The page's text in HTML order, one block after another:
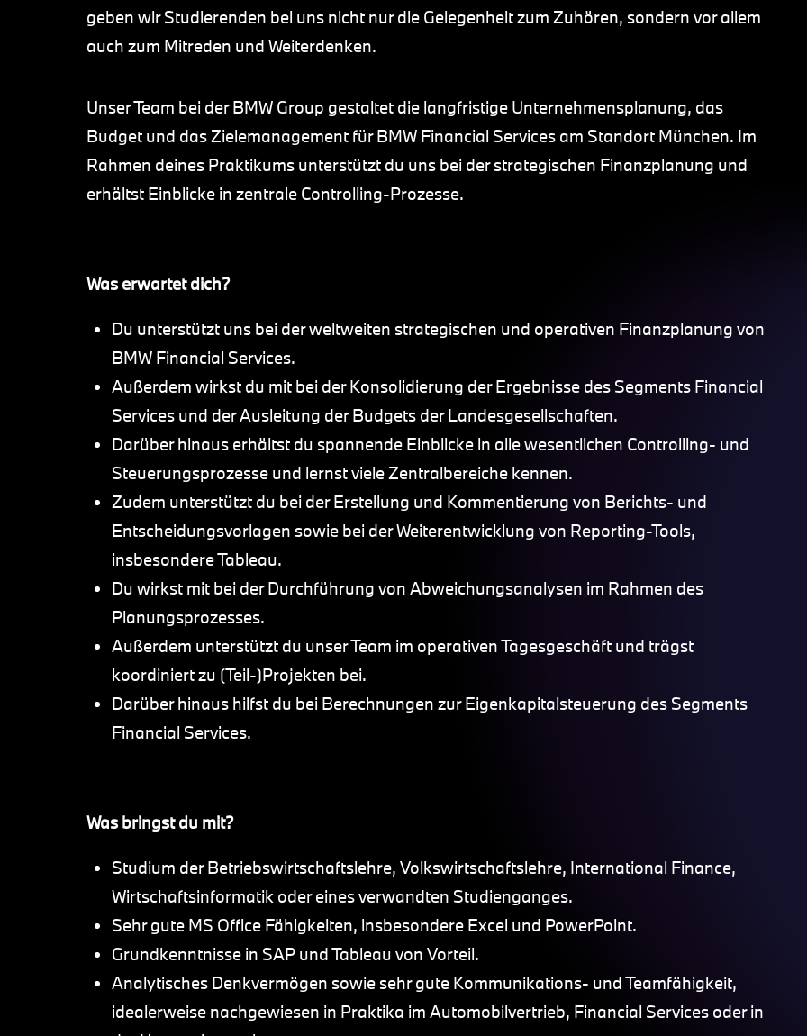
geben wir Studierenden bei uns nicht nur die Gelegenheit zum Zuhören, sondern vor allem
auch zum Mitreden und Weiterdenken.
Unser Team bei der BMW Group gestaltet die langfristige Unternehmensplanung, das
Budget und das Zielemanagement für BMW Financial Services am Standort München. Im
Rahmen deines Praktikums unterstützt du uns bei der strategischen Finanzplanung und
erhältst Einblicke in zentrale Controlling-Prozesse.
Was erwartet dich?
Du unterstützt uns bei der weltweiten strategischen und operativen Finanzplanung von
BMW Financial Services.
Außerdem wirkst du mit bei der Konsolidierung der Ergebnisse des Segments Financial
Services und der Ausleitung der Budgets der Landesgesellschaften.
Darüber hinaus erhältst du spannende Einblicke in alle wesentlichen Controlling- und
Steuerungsprozesse und lernst viele Zentralbereiche kennen.
Zudem unterstützt du bei der Erstellung und Kommentierung von Berichts- und
Entscheidungsvorlagen sowie bei der Weiterentwicklung von Reporting-Tools,
insbesondere Tableau.
Du wirkst mit bei der Durchführung von Abweichungsanalysen im Rahmen des
Planungsprozesses.
Außerdem unterstützt du unser Team im operativen Tagesgeschäft und trägst
koordiniert zu (Teil-)Projekten bei.
Darüber hinaus hilfst du bei Berechnungen zur Eigenkapitalsteuerung des Segments
Financial Services.
Was bringst du mit?
Studium der Betriebswirtschaftslehre, Volkswirtschaftslehre, International Finance,
Wirtschaftsinformatik oder eines verwandten Studienganges.
Sehr gute MS Office Fähigkeiten, insbesondere Excel und PowerPoint.
Grundkenntnisse in SAP und Tableau von Vorteil.
Analytisches Denkvermögen sowie sehr gute Kommunikations- und Teamfähigkeit,
idealerweise nachgewiesen in Praktika im Automobilvertrieb, Financial Services oder in